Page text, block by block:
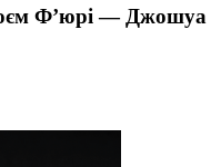
Ф’юрі — Джошуа